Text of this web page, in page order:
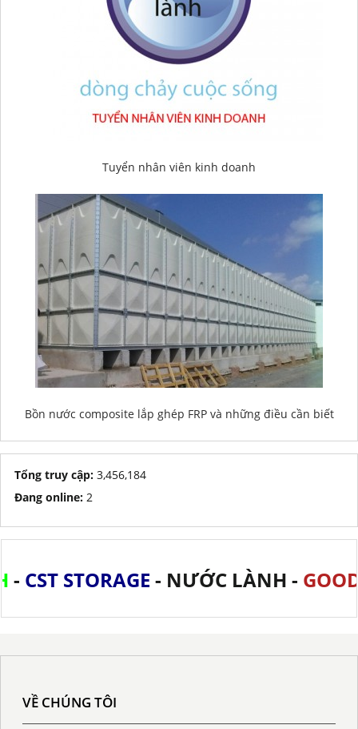
Tuyển nhân viên kinh doanh
Bồn nước composite lắp ghép FRP và những điều cần biết
Tổng truy cập: 3,456,184
Đang online: 2
STORAGE- NƯỚC LÀNH -GOOD
VỀ CHÚNG TÔI